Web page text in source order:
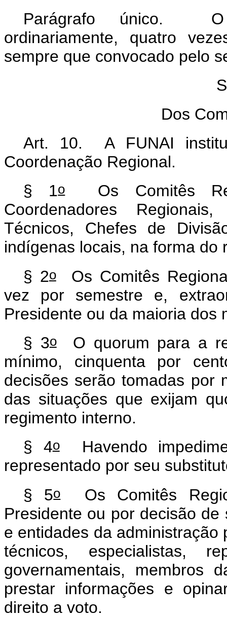
Parágrafo único. O
ordinariamente, quatro
sempre que convocado pelo
Dos
Art. 10. A FUNAI
Coordenação Regional.
§ 1oOs Comitês
Coordenadores
Técnicos, Chefes de
indígenas locais, na forma do
§ 2oOs Comitês
vez por semestre e,
Presidente ou da maioria dos
§ 3oO quorum para a
mínimo, cinquenta por
decisões serão tomadas por
das situações que exijam
regimento interno.
§ 4oHavendo
representado por seu
§ 5oOs Comitês
Presidente ou por decisão
e entidades da administração
técnicos, especialistas,
governamentais, membros
prestar informações e
direito a voto.